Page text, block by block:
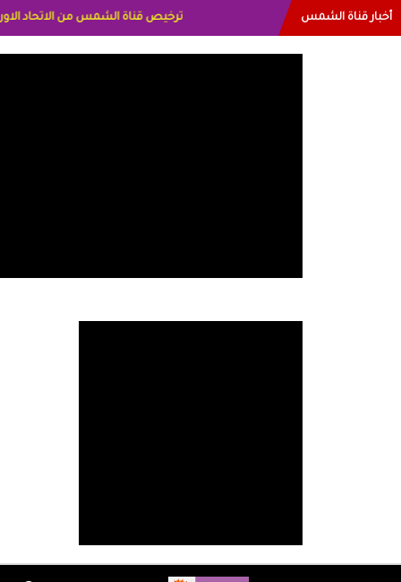
أخبار قناة الشمس